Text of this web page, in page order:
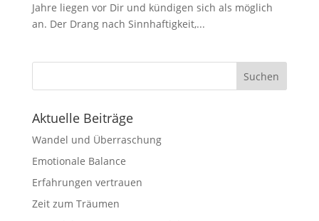
Jahre liegen vor Dir und kündigen sich als möglich
an. Der Drang nach Sinnhaftigkeit,...
Suchen
Aktuelle Beiträge
Wandel und Überraschung
Emotionale Balance
Erfahrungen vertrauen
Zeit zum Träumen